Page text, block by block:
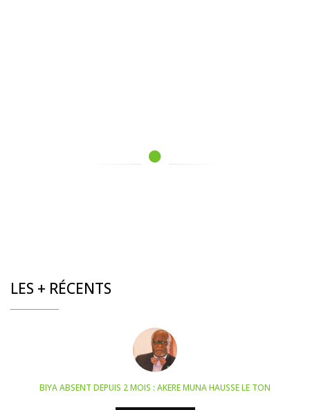
LES + RÉCENTS
BIYA ABSENT DEPUIS 2 MOIS : AKERE MUNA HAUSSE LE TON